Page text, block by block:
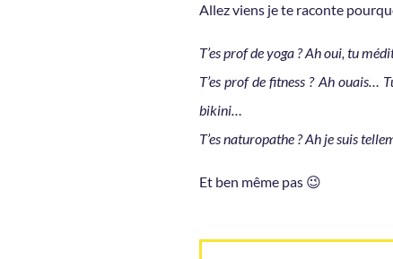
Allez viens je te raconte
T’es prof de yoga ? Ah oui, tu
T’es prof de fitness ? Ah ouais…
bikini…
T’es naturopathe ? Ah je suis
Et ben même pas 😉